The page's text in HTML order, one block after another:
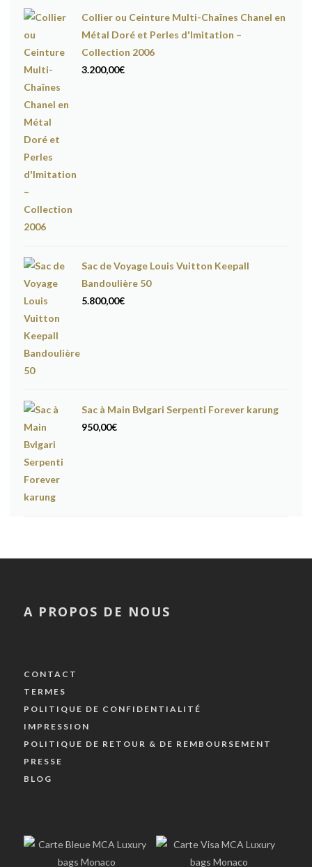
Collier ou Ceinture Multi-Chaînes Chanel en
Métal Doré et Perles d'Imitation –
Collection 2006
3.200,00€
Sac de Voyage Louis Vuitton Keepall
Bandoulière 50
5.800,00€
Sac à Main Bvlgari Serpenti Forever karung
950,00€
A PROPOS DE NOUS
CONTACT
TERMES
POLITIQUE DE CONFIDENTIALITÉ
IMPRESSION
POLITIQUE DE RETOUR & DE REMBOURSEMENT
PRESSE
BLOG